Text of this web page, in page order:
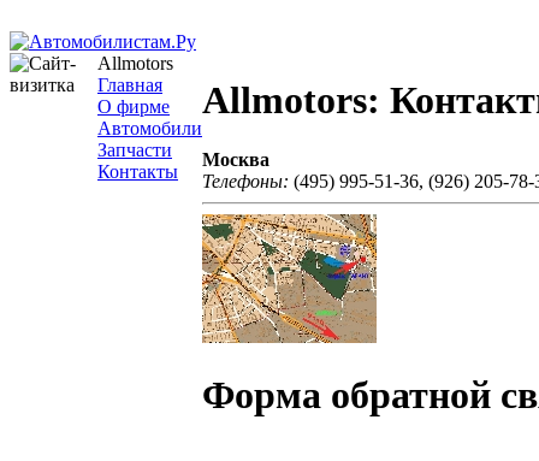
Allmotors
Главная
О фирме
Автомобили
Запчасти
Контакты
Allmotors:
Москва
Телефоны: (495) 995-51-36, (926) 205-78-
Форма обратной